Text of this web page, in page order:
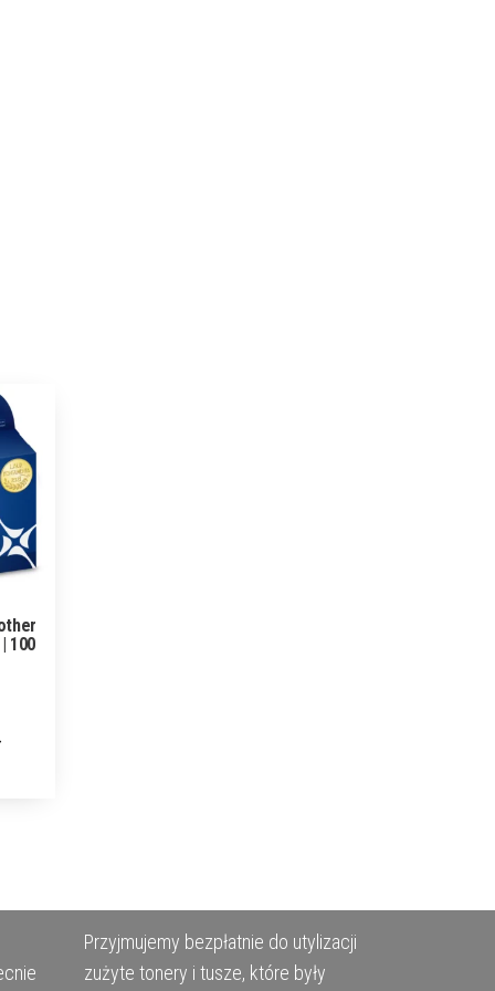
100
Przyjmujemy bezpłatnie do utylizacji
zużyte tonery i tusze, które były